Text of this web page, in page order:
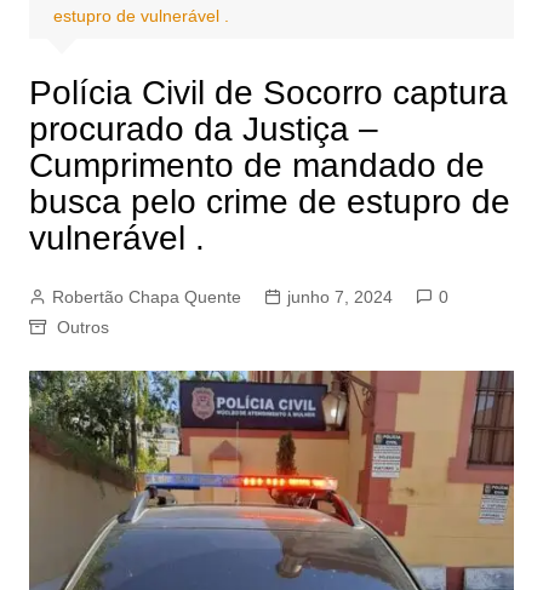
estupro de vulnerável .
Polícia Civil de Socorro captura
procurado da Justiça –
Cumprimento de mandado de
busca pelo crime de estupro de
vulnerável .
Robertão Chapa Quente junho 7, 2024
0
Outros